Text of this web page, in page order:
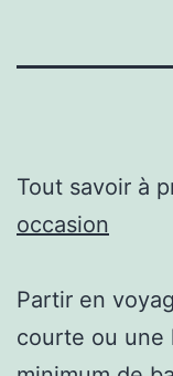
Tout savoir à
occasion
Partir en
courte ou une